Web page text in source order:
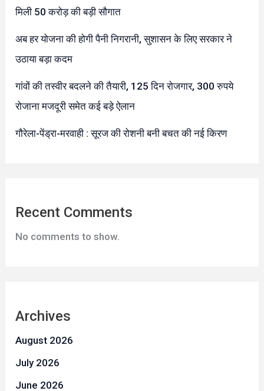
मिली 50 करोड़ की बड़ी सौगात
अब हर योजना की होगी पैनी निगरानी, सुशासन के लिए सरकार ने
उठाया बड़ा कदम
गांवों की तस्वीर बदलने की तैयारी, 125 दिन रोजगार, 300 रुपये
रोजाना मजदूरी समेत कई बड़े ऐलान
गौरेला-पेंड्रा-मरवाही : सूरज की रोशनी बनी बचत की नई किरण
Recent Comments
No comments to show.
Archives
August 2026
July 2026
June 2026